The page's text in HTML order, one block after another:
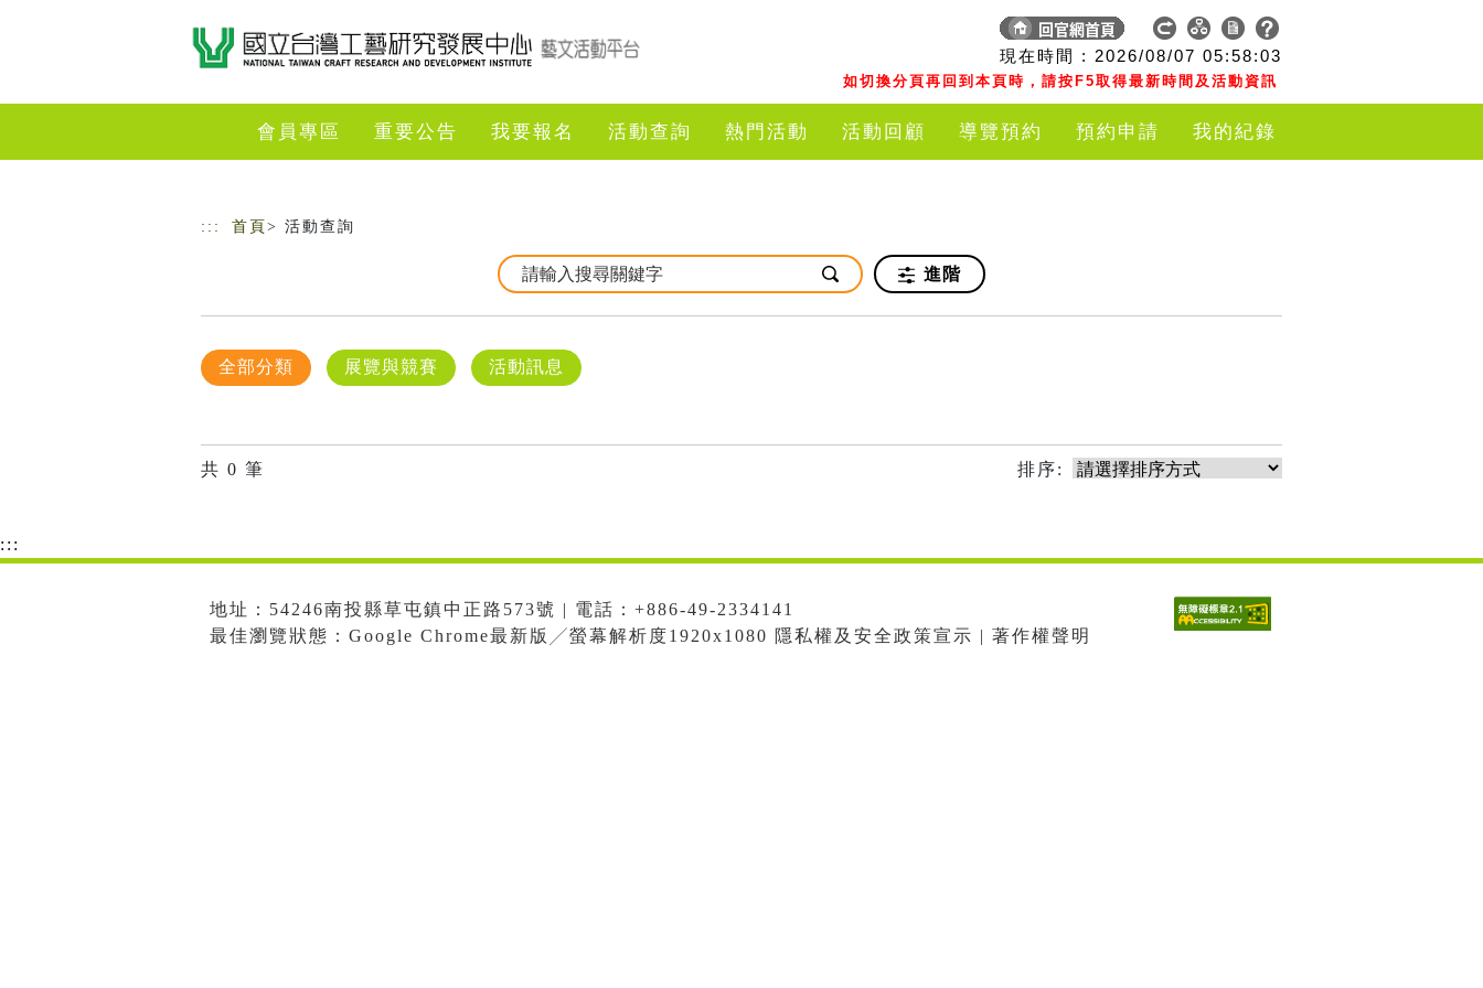
現在時間 : 2026/08/07 05:58:03
如切換分頁再回到本頁時，請按F5取得最新時間及活動資訊
會員專區 重要公告 我要報名 活動查詢 熱門活動 活動回顧 導覽預約 預約申請 我的紀錄
::: 首頁 > 活動查詢
進階
全部分類 展覽與競賽 活動訊息
共 0 筆 排序:
:::
地址：54246南投縣草屯鎮中正路573號 | 電話：+886-49-2334141
最佳瀏覽狀態：Google Chrome最新版╱螢幕解析度1920x1080 隱私權及安全政策宣示 | 著作權聲明